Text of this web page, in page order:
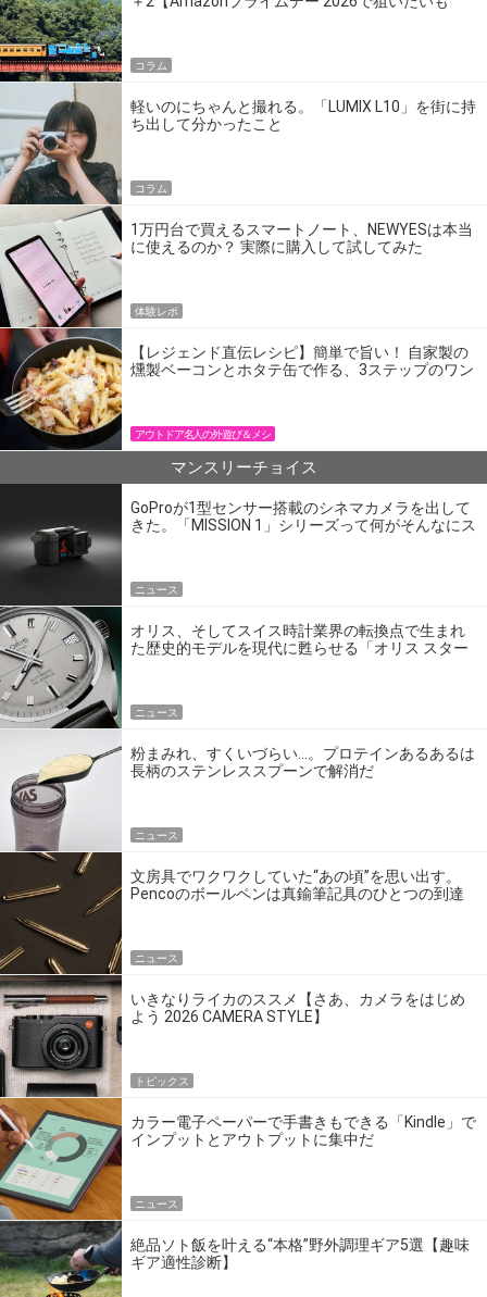
コラム
軽いのにちゃんと撮れる。「LUMIX L10」を街に持
ち出して分かったこと
コラム
1万円台で買えるスマートノート、NEWYESは本当
に使えるのか？ 実際に購入して試してみた
体験レポ
【レジェンド直伝レシピ】簡単で旨い！ 自家製の
燻製ベーコンとホタテ缶で作る、3ステップのワン
アウトドア名人の外遊び＆メシ
マンスリーチョイス
GoProが1型センサー搭載のシネマカメラを出して
きた。「MISSION 1」シリーズって何がそんなにス
ニュース
オリス、そしてスイス時計業界の転換点で生まれ
た歴史的モデルを現代に甦らせる「オリス スター
ニュース
粉まみれ、すくいづらい…。プロテインあるあるは
長柄のステンレススプーンで解消だ
ニュース
文房具でワクワクしていた“あの頃”を思い出す。
Pencoのボールペンは真鍮筆記具のひとつの到達
ニュース
いきなりライカのススメ【さあ、カメラをはじめ
よう 2026 CAMERA STYLE】
トピックス
カラー電子ペーパーで手書きもできる「Kindle」で
インプットとアウトプットに集中だ
ニュース
絶品ソト飯を叶える“本格”野外調理ギア5選【趣味
ギア適性診断】